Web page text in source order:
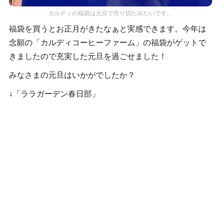
カルディの福袋は元旦で売り切たみたいです。
福袋を買うとお正月がきたなぁと実感できます。今年は
念願の「カルディコーヒーファーム」の福袋がゲットで
きましたので充実した元旦を過ごせました！
みなさまの元旦はいかがでしたか？
↓「ララガーデン春日部」